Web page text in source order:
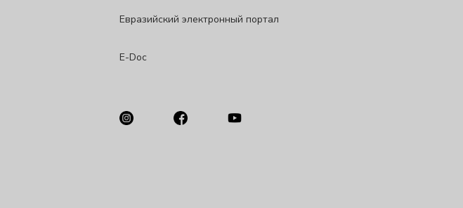
Евразийский электронный портал
E-Doc